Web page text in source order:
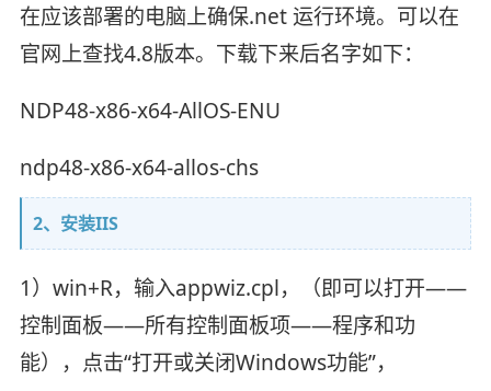
在应该部署的电脑上确保.net 运行环境。可以在
官网上查找4.8版本。下载下来后名字如下：
NDP48-x86-x64-AllOS-ENU
ndp48-x86-x64-allos-chs
2、安装IIS
1）win+R，输入appwiz.cpl，（即可以打开——
控制面板——所有控制面板项——程序和功
能），点击“打开或关闭Windows功能”，